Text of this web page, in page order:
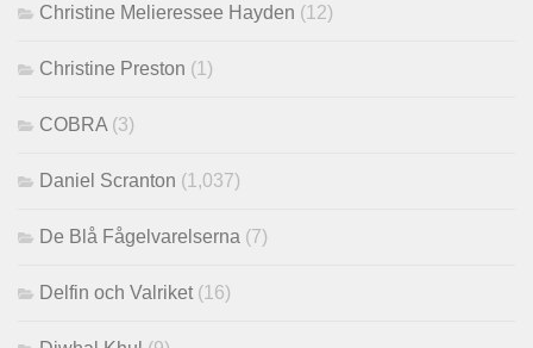
Christine Melieressee Hayden (12)
Christine Preston (1)
COBRA (3)
Daniel Scranton (1,037)
De Blå Fågelvarelserna (7)
Delfin och Valriket (16)